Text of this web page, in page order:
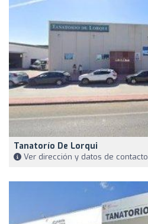
Tanatorío De Lorqui
Ver dirección y datos de contacto